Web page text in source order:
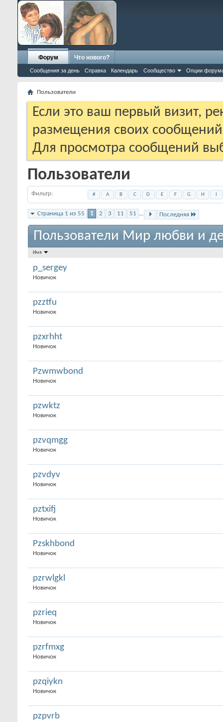
Форум
Сообщения за день Справка Календарь Сообщество Опции
Что нового?
Пользователи
Если это ваш первый визит,
размещения своих
Для просмотра сообщений
Пользователи
Фильтр # A B C D E F G H
Страница 1 из 55 1 2 3 11 51 ... Последняя
Пользователи Мир любви и
Имя
p_sergey
Новичок
pzztfu
Новичок
pzxrhht
Новичок
Pzwmwbond
Новичок
pzwktz
Новичок
pzvqmgg
Новичок
pzvdyv
Новичок
pztxifj
Новичок
Pzskhbond
Новичок
pzrwlgkl
Новичок
pzrieq
Новичок
pzrfmxg
Новичок
pzqiykn
Новичок
pzpvrb